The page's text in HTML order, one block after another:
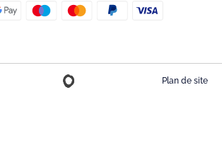
Plan de site